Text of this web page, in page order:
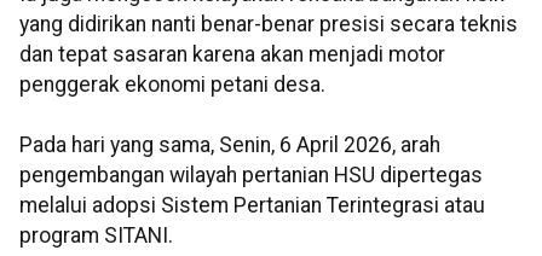
yang didirikan nanti benar-benar presisi secara teknis
dan tepat sasaran karena akan menjadi motor
penggerak ekonomi petani desa.
Pada hari yang sama, Senin, 6 April 2026, arah
pengembangan wilayah pertanian HSU dipertegas
melalui adopsi Sistem Pertanian Terintegrasi atau
program SITANI.